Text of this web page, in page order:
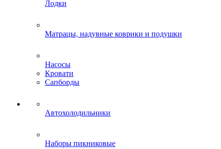
Лодки
Матрацы, надувные коврики и подушки
Насосы
Кровати
Сапборды
Автохолодильники
Наборы пикниковые